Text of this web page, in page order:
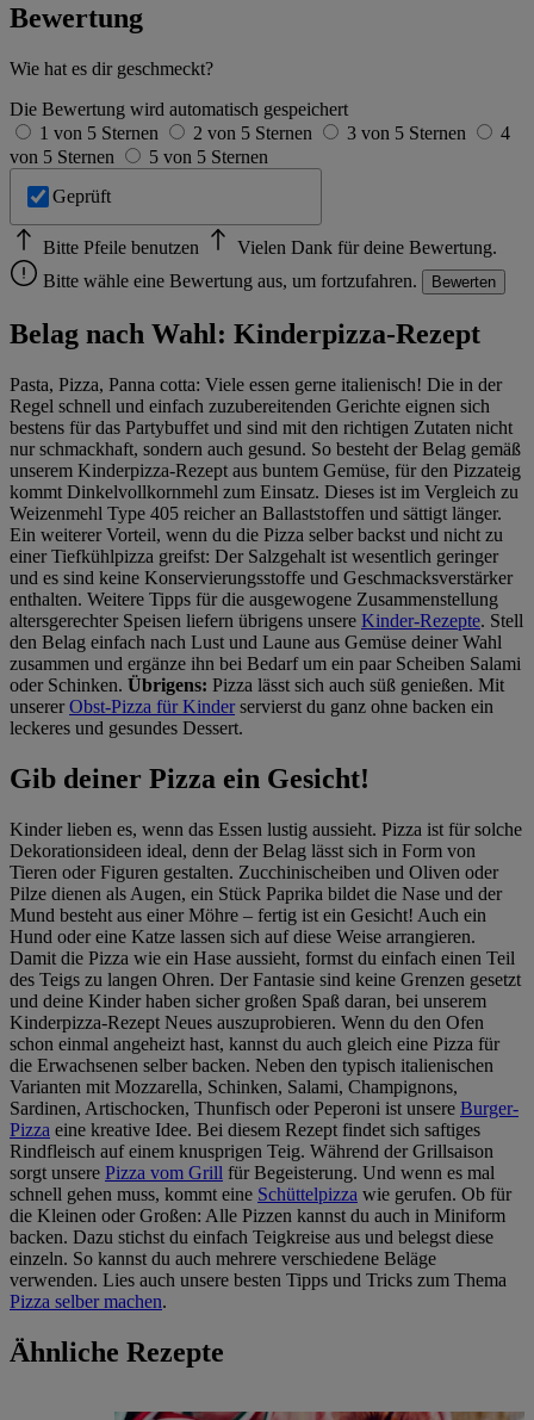
Bewertung
Wie hat es dir geschmeckt?
Die Bewertung wird automatisch gespeichert
1 von 5 Sternen
2 von 5 Sternen 3 von 5 Sternen
4
von 5 Sternen
5 von 5 Sternen
Geprüft
Bitte Pfeile benutzen
Vielen Dank für deine Bewertung.
Bitte wähle eine Bewertung aus, um fortzufahren.
Bewerten
Belag nach Wahl: Kinderpizza-Rezept
Pasta, Pizza, Panna cotta: Viele essen gerne italienisch! Die in der
Regel schnell und einfach zuzubereitenden Gerichte eignen sich
bestens für das Partybuffet und sind mit den richtigen Zutaten nicht
nur schmackhaft, sondern auch gesund. So besteht der Belag gemäß
unserem Kinderpizza-Rezept aus buntem Gemüse, für den Pizzateig
kommt Dinkelvollkornmehl zum Einsatz. Dieses ist im Vergleich zu
Weizenmehl Type 405 reicher an Ballaststoffen und sättigt länger.
Ein weiterer Vorteil, wenn du die Pizza selber backst und nicht zu
einer Tiefkühlpizza greifst: Der Salzgehalt ist wesentlich geringer
und es sind keine Konservierungsstoffe und Geschmacksverstärker
enthalten. Weitere Tipps für die ausgewogene Zusammenstellung
altersgerechter Speisen liefern übrigens unsere Kinder-Rezepte. Stell
den Belag einfach nach Lust und Laune aus Gemüse deiner Wahl
zusammen und ergänze ihn bei Bedarf um ein paar Scheiben Salami
oder Schinken. Übrigens: Pizza lässt sich auch süß genießen. Mit
unsererObst-Pizza für Kinderservierst du ganz ohne backen ein
leckeres und gesundes Dessert.
Gib deiner Pizza ein Gesicht!
Kinder lieben es, wenn das Essen lustig aussieht. Pizza ist für solche
Dekorationsideen ideal, denn der Belag lässt sich in Form von
Tieren oder Figuren gestalten. Zucchinischeiben und Oliven oder
Pilze dienen als Augen, ein Stück Paprika bildet die Nase und der
Mund besteht aus einer Möhre – fertig ist ein Gesicht! Auch ein
Hund oder eine Katze lassen sich auf diese Weise arrangieren.
Damit die Pizza wie ein Hase aussieht, formst du einfach einen Teil
des Teigs zu langen Ohren. Der Fantasie sind keine Grenzen gesetzt
und deine Kinder haben sicher großen Spaß daran, bei unserem
Kinderpizza-Rezept Neues auszuprobieren. Wenn du den Ofen
schon einmal angeheizt hast, kannst du auch gleich eine Pizza für
die Erwachsenen selber backen. Neben den typisch italienischen
Varianten mit Mozzarella, Schinken, Salami, Champignons,
Sardinen, Artischocken, Thunfisch oder Peperoni ist unsere Burger-
Pizza eine kreative Idee. Bei diesem Rezept findet sich saftiges
Rindfleisch auf einem knusprigen Teig. Während der Grillsaison
sorgt unsere Pizza vom Grill für Begeisterung. Und wenn es mal
schnell gehen muss, kommt eine Schüttelpizza wie gerufen. Ob für
die Kleinen oder Großen: Alle Pizzen kannst du auch in Miniform
backen. Dazu stichst du einfach Teigkreise aus und belegst diese
einzeln. So kannst du auch mehrere verschiedene Beläge
verwenden. Lies auch unsere besten Tipps und Tricks zum Thema
Pizza selber machen.
Ähnliche Rezepte